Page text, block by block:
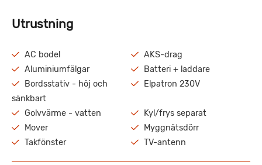
Utrustning
AC bodel
AKS-drag
Aluminiumfälgar
Batteri + laddare
Bordsstativ - höj och
sänkbart
Elpatron 230V
Golvvärme - vatten
Kyl/frys separat
Mover
Myggnätsdörr
Takfönster
TV-antenn